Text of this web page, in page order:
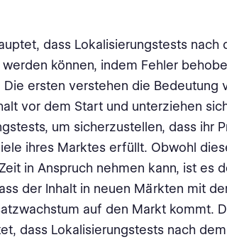
dass Lokalisierungstests nach
können, indem Fehler
ersten verstehen die Bedeutung
vor dem Start und unterziehen
um sicherzustellen, dass ihr
ihres Marktes erfüllt. Obwohl
in Anspruch nehmen kann, ist es
der Inhalt in neuen Märkten mit
auf den Markt kommt.
dass Lokalisierungstests nach